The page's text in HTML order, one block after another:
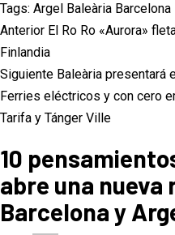
Tags: Argel Baleària Barcelona
Navegación
de
entradas
Anterior El Ro Ro «Aurora»
Finlandia
Siguiente Baleària presentará
Ferries eléctricos y con cero
Tarifa y Tánger Ville
10
abre una nueva
Barcelona y